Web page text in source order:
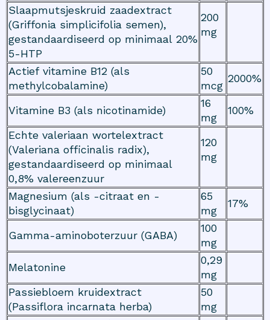
Slaapmutsjeskruid zaadextract
(Griffonia simplicifolia semen),
gestandaardiseerd op minimaal 20%
5-HTP
200
mg
Actief vitamine B12 (als
methylcobalamine)
50
mcg
2000%
Vitamine B3 (als nicotinamide)
16
mg
100%
Echte valeriaan wortelextract
(Valeriana officinalis radix),
gestandaardiseerd op minimaal
0,8% valereenzuur
120
mg
Magnesium (als -citraat en -
bisglycinaat)
65
mg
17%
Gamma-aminoboterzuur (GABA)
100
mg
Melatonine
0,29
mg
Passiebloem kruidextract
(Passiflora incarnata herba)
50
mg